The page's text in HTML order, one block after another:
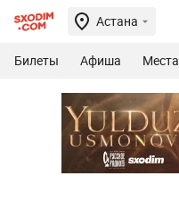
Астана
Билеты Афиша Места